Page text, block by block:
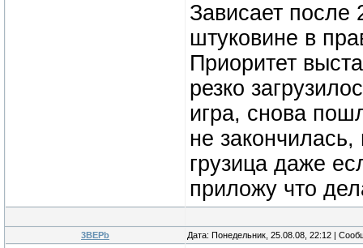
Зависает после
штуковине в
Приоритет
резко
игра, снова
не
грузица даже
приложу что
3BEPb Дата: Понедельник, 25.08.08, 22:12 |